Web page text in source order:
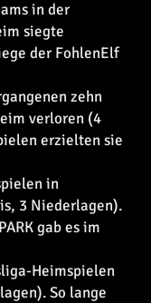
in der
siegte
der FohlenElf
zehn
verloren (4
erzielten sie
in
3 Niederlagen).
gab es im
Heimspielen
So lange